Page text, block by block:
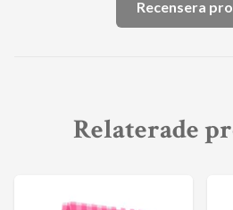
Recensera
Relaterade